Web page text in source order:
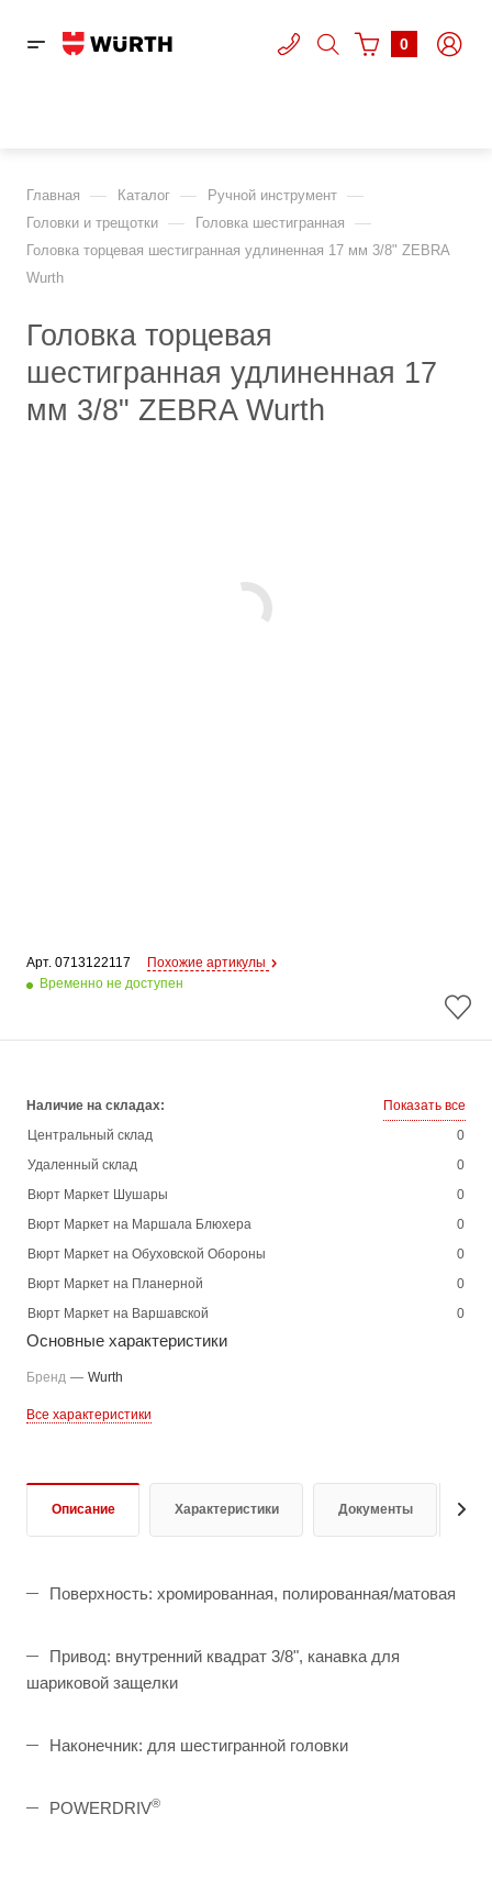
0
Главная — Каталог — Ручной инструмент —
Головки и трещотки — Головка шестигранная —
Головка торцевая шестигранная удлиненная 17 мм 3/8" ZEBRA
Wurth
Головка торцевая
шестигранная удлиненная 17
мм 3/8" ZEBRA Wurth
Арт. 0713122117
Похожие артикулы
Временно не доступен
Наличие на складах:
Показать все
Центральный склад
0
Удаленный склад
0
Вюрт Маркет Шушары
0
Вюрт Маркет на Маршала Блюхера
0
Вюрт Маркет на Обуховской Обороны
0
Вюрт Маркет на Планерной
0
Вюрт Маркет на Варшавской
0
Основные характеристики
Бренд — Wurth
Все характеристики
Описание Характеристики Документы
Поверхность: хромированная, полированная/матовая
Привод: внутренний квадрат 3/8", канавка для
шариковой защелки
Наконечник: для шестигранной головки
POWERDRIV®